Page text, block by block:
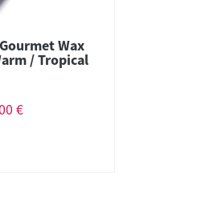
Wax
/ Tropical
€